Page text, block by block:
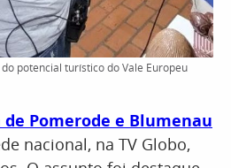
potencial turístico do Vale Europeu
de Pomerode e Blumenau
nacional, na TV Globo,